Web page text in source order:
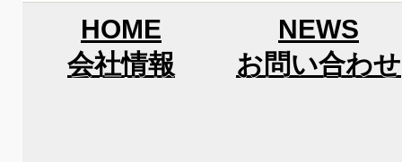
HOME
NEWS
会社情報
お問い合わせ